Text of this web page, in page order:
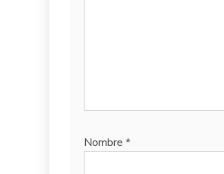
Nombre *